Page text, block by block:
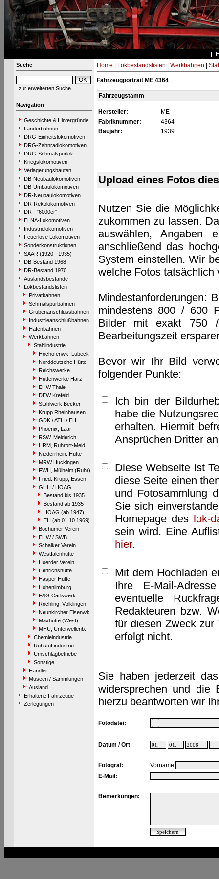
Suche
zur erweiterten Suche
Navigation
Geschichte & Hintergründe
Länderbahnen
DRG-Einheitslokomotiven
DRG-Zahnradlokomotiven
DRG-Schmalspurlok.
Kriegslokomotiven
Verlagerungsbauten
DB-Neubaulokomotiven
DB-Umbaulokomotiven
DR-Neubaulokomotiven
DR-Rekolokomotiven
DR - "6000er"
ELNA-Lokomotiven
Industrielokomotiven
Feuerlose Lokomotiven
Sonderkonstruktionen
SAAR (1920 - 1935)
DB-Bestand 1968
DR-Bestand 1970
Auslandsbestände
Lokbestandslisten
Privatbahnen
Schmalspurbahnen
Grubenanschlussbahnen
Industrieanschlußbahnen
Hafenbahnen
Werkbahnen
Stahlindustrie
Hochofenwk. Lübeck
Norddeutsche Hütte
Reichswerke
Hüttenwerke Harz
EHW Thale
DEW Krefeld
Stahlwerk Becker
Krupp Rheinhausen
GDK / ATH / EH
Phoenix, Laar
RSW, Meiderich
HRM, Ruhrort-Meid.
Niederrhein. Hütte
MRW Huckingen
FWH, Mülheim (Ruhr)
Fried. Krupp, Essen
GHH / HOAG
Bestand bis 1935
Bestand ab 1935
HOAG (ab 1947)
EH (ab 01.10.1969)
Bochumer Verein
EHW / SWB
Schalker Verein
Westfalenhütte
Hoerder Verein
Henrichshütte
Hasper Hütte
Hohenlimburg
F&G Carlswerk
Röchling, Völklingen
Neunkircher Eisenwk.
Maxhütte (West)
MHU, Unterwellenb.
Chemieindustrie
Rohstoffindustrie
Umschlagbetriebe
Sonstige
Händler
Museen / Sammlungen
Ausland
Erhaltene Fahrzeuge
Zerlegungen
Home Lokbestandslisten Werkbahnen
Fahrzeugportrait ME 4364
Fahrzeugstamm
Hersteller:
ME
Fabriknummer:
4364
Baujahr:
1939
Upload eines Fotos
Nutzen Sie die
zukommen zu lassen.
auswählen, Angaben
anschließend das
System einstellen. Wir
welche Fotos tatsächlich
Mindestanforderungen:
mindestens 800 / 600
Bilder mit exakt 750
Bearbeitungszeit
Bevor wir Ihr Bild
folgender Punkte:
Ich bin der
habe die
erhalten. Hiermit
Ansprüchen Dritter
Diese Webseite ist
diese Seite einen
und Fotosammlung
Sie sich
Homepage des lok-
sein wird. Eine
hier.
Mit dem Hochladen
Ihre E-Mail-
eventuelle
Redakteuren bzw.
für diesen Zweck zur
erfolgt nicht.
Sie haben jederzeit
widersprechen und die
hierzu beantworten wir
Fotodatei:
Datum / Ort:
Fotograf:
Vorname
E-Mail:
Bemerkungen: